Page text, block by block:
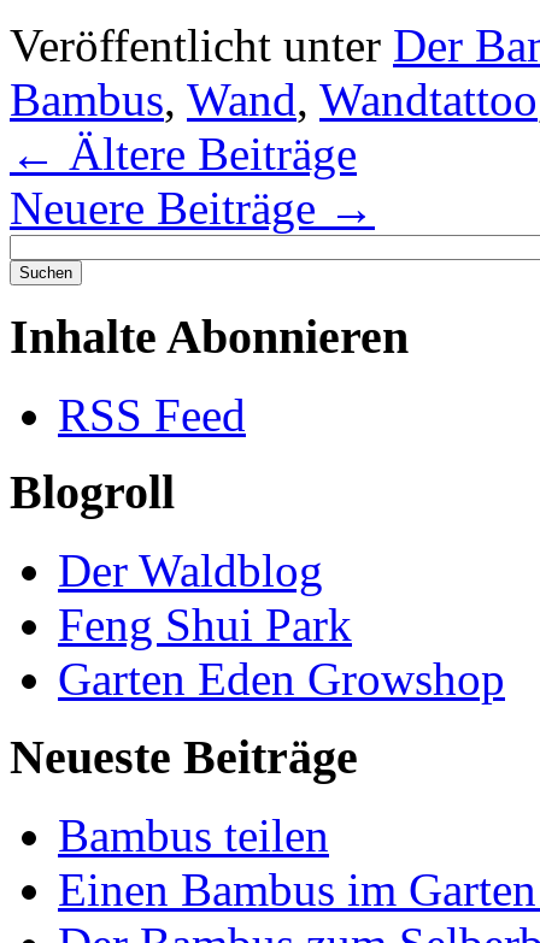
Veröffentlicht unter Der
Bambus, Wand, Wandtattoo
← Ältere Beiträge
Neuere Beiträge →
Inhalte Abonnieren
RSS Feed
Blogroll
Der Waldblog
Feng Shui Park
Garten Eden Growshop
Neueste Beiträge
Bambus teilen
Einen Bambus im